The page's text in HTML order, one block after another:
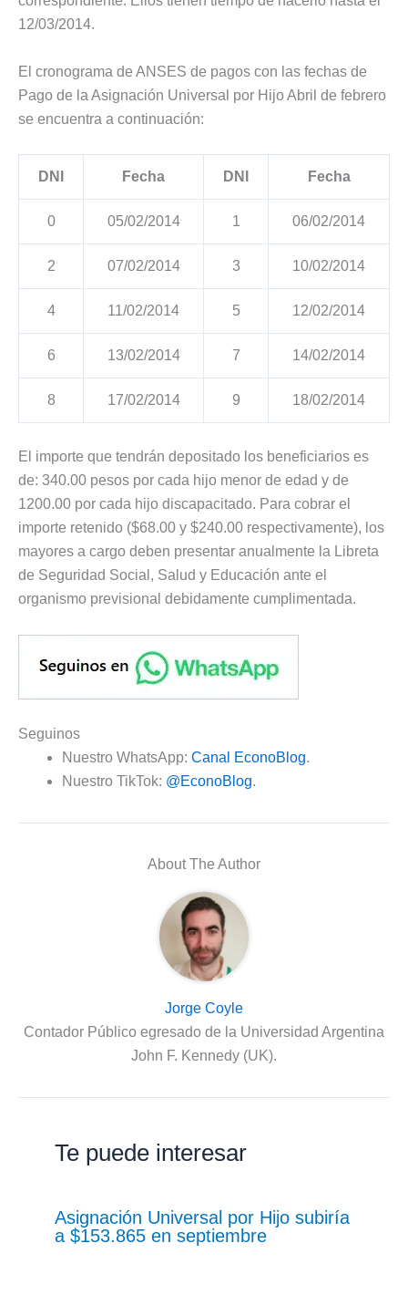
12/03/2014.
El cronograma de ANSES de pagos con las fechas de
Pago de la Asignación Universal por Hijo Abril de febrero
se encuentra a continuación:
DNI Fecha DNI Fecha
0 05/02/2014 1 06/02/2014
2 07/02/2014 3 10/02/2014
4 11/02/2014 5 12/02/2014
6 13/02/2014 7 14/02/2014
8 17/02/2014 9 18/02/2014
El importe que tendrán depositado los beneficiarios es
de: 340.00 pesos por cada hijo menor de edad y de
1200.00 por cada hijo discapacitado. Para cobrar el
importe retenido ($68.00 y $240.00 respectivamente), los
mayores a cargo deben presentar anualmente la Libreta
de Seguridad Social, Salud y Educación ante el
organismo previsional debidamente cumplimentada.
Seguinos
Nuestro WhatsApp: Canal EconoBlog.
Nuestro TikTok: @EconoBlog.
About The Author
Jorge Coyle
Contador Público egresado de la Universidad Argentina
John F. Kennedy (UK).
Te puede interesar
Asignación Universal por Hijo subiría
a $153.865 en septiembre